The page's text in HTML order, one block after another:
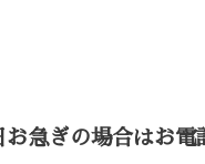
急ぎの場合はお電